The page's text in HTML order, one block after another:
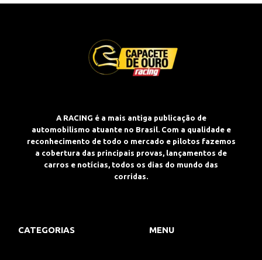
A RACING é a mais antiga publicação de
automobilismo atuante no Brasil. Com a qualidade e
reconhecimento de todo o mercado e pilotos fazemos
a cobertura das principais provas, lançamentos de
carros e notícias, todos os dias do mundo das
corridas.
CATEGORIAS MENU